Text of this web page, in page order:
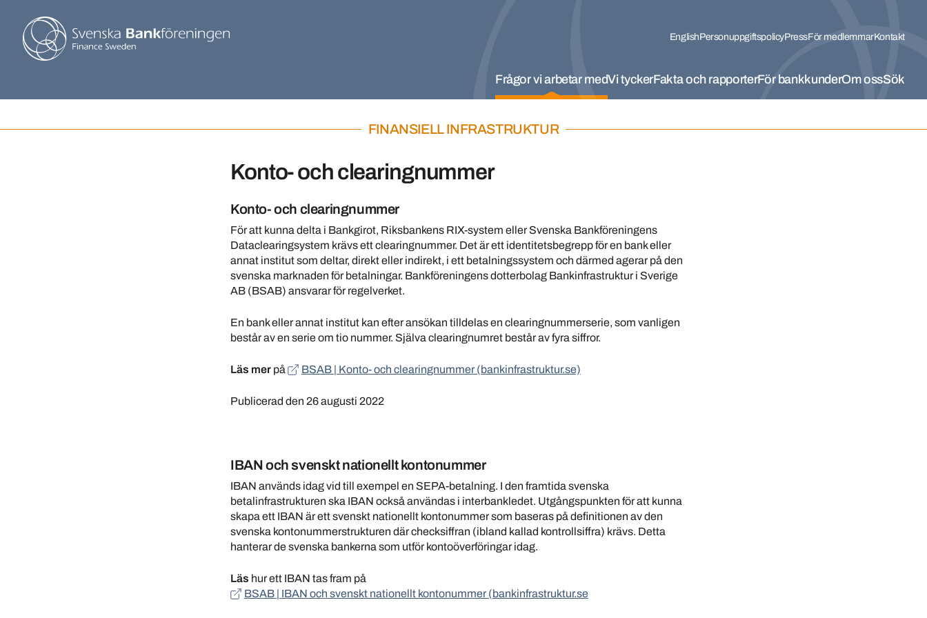
EnglishPersonuppgiftspolicyPressFör medlemmarKontakt
Frågor vi arbetar medVi tyckerFakta och rapporterFör bankkunderOm ossSök
FINANSIELL INFRASTRUKTUR
Konto- och clearingnummer
Konto- och clearingnummer
För att kunna delta i Bankgirot, Riksbankens RIX-system eller Svenska Bankföreningens
Dataclearingsystem krävs ett clearingnummer. Det är ett identitetsbegrepp för en bank eller
annat institut som deltar, direkt eller indirekt, i ett betalningssystem och därmed agerar på den
svenska marknaden för betalningar. Bankföreningens dotterbolag Bankinfrastruktur i Sverige
AB (BSAB) ansvarar för regelverket.
En bank eller annat institut kan efter ansökan tilldelas en clearingnummerserie, som vanligen
består av en serie om tio nummer. Själva clearingnumret består av fyra siffror.
Läs mer på BSAB | Konto- och clearingnummer (bankinfrastruktur.se)
Publicerad den 26 augusti 2022
IBAN och svenskt nationellt kontonummer
IBAN används idag vid till exempel en SEPA-betalning. I den framtida svenska
betalinfrastrukturen ska IBAN också användas i interbankledet. Utgångspunkten för att kunna
skapa ett IBAN är ett svenskt nationellt kontonummer som baseras på definitionen av den
svenska kontonummerstrukturen där checksiffran (ibland kallad kontrollsiffra) krävs. Detta
hanterar de svenska bankerna som utför kontoöverföringar idag.
Läs hur ett IBAN tas fram på
BSAB | IBAN och svenskt nationellt kontonummer (bankinfrastruktur.se